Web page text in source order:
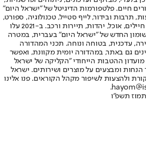
חיים. פלטפורמות הדיגיטל של "ישראל היום"
תרבות ובידור, לייף סטייל, טכנולוגיה, ספורט,
כלכלה וצרכנות, בריאות, חיילים, אוכל, יהדות, תיירות ורכב. ב-2021 עלו
החדש של "ישראל היום" בעברית, במטרה
עדכנית, בטוחה ונוחה. תכני המהדורה
גם באתר, במהדורה יומית מקוונת, ואפשר
מועדון ההטבות הייחודי "הקליקה של ישראל
הנחות ומבצעים על מוצרים ושירותים. ישראל
ולהצעות לשיפור מקהל הקוראים. פנו אלינו
תשפ"ו